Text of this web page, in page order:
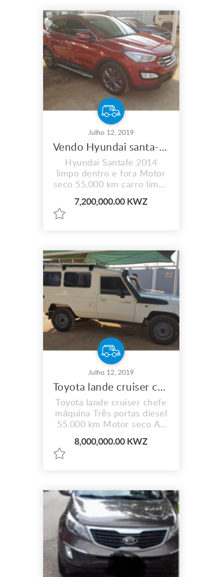
Julho 12, 2019
Vendo Hyundai santa-fé 2014
Hyundai Santafe 2014
limpo dentro e fora Motor
seco 55.000 km carro limpo
perfeitamente GPS
Camama Quero clientes
7,200,000.00 KWZ
Julho 12, 2019
Toyota lande cruiser chefe máquina três portas
Toyota lande cruiser chefe
máquina Três portas diesel
55.000 km Motor seco Ac
avaria Localização: Camama
quero clientes sérios por
8,000,000.00 KWZ